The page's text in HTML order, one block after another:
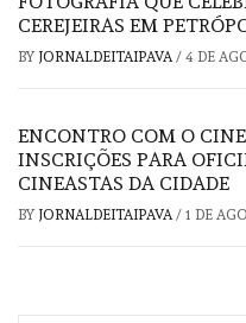
CEREJEIRAS EM
BY JORNALDEITAIPAVA / 4 DE
ENCONTRO COM O
INSCRIÇÕES PARA
CINEASTAS DA CIDADE
BY JORNALDEITAIPAVA / 1 DE